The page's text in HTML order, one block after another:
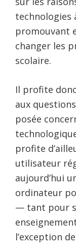
technologies
promouvant
changer les
scolaire.
Il profite
aux
posée
profite
utilisateur
aujourd’hui
ordinateur
— tant pour
l’exception